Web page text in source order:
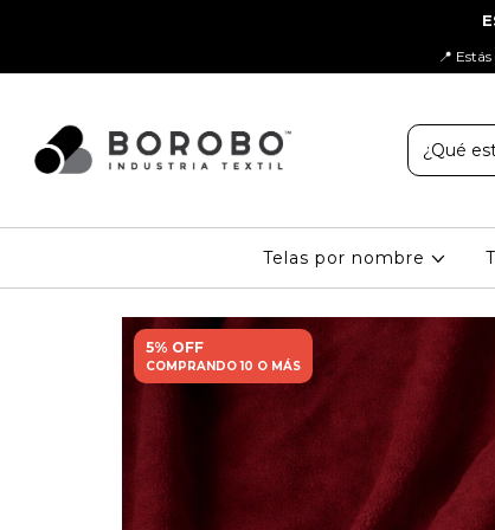
📍
Telas por nombre
5% OFF
COMPRANDO 10 O MÁS